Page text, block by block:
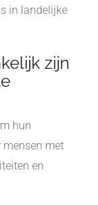
in landelijke
zijn
hun
mensen met
en